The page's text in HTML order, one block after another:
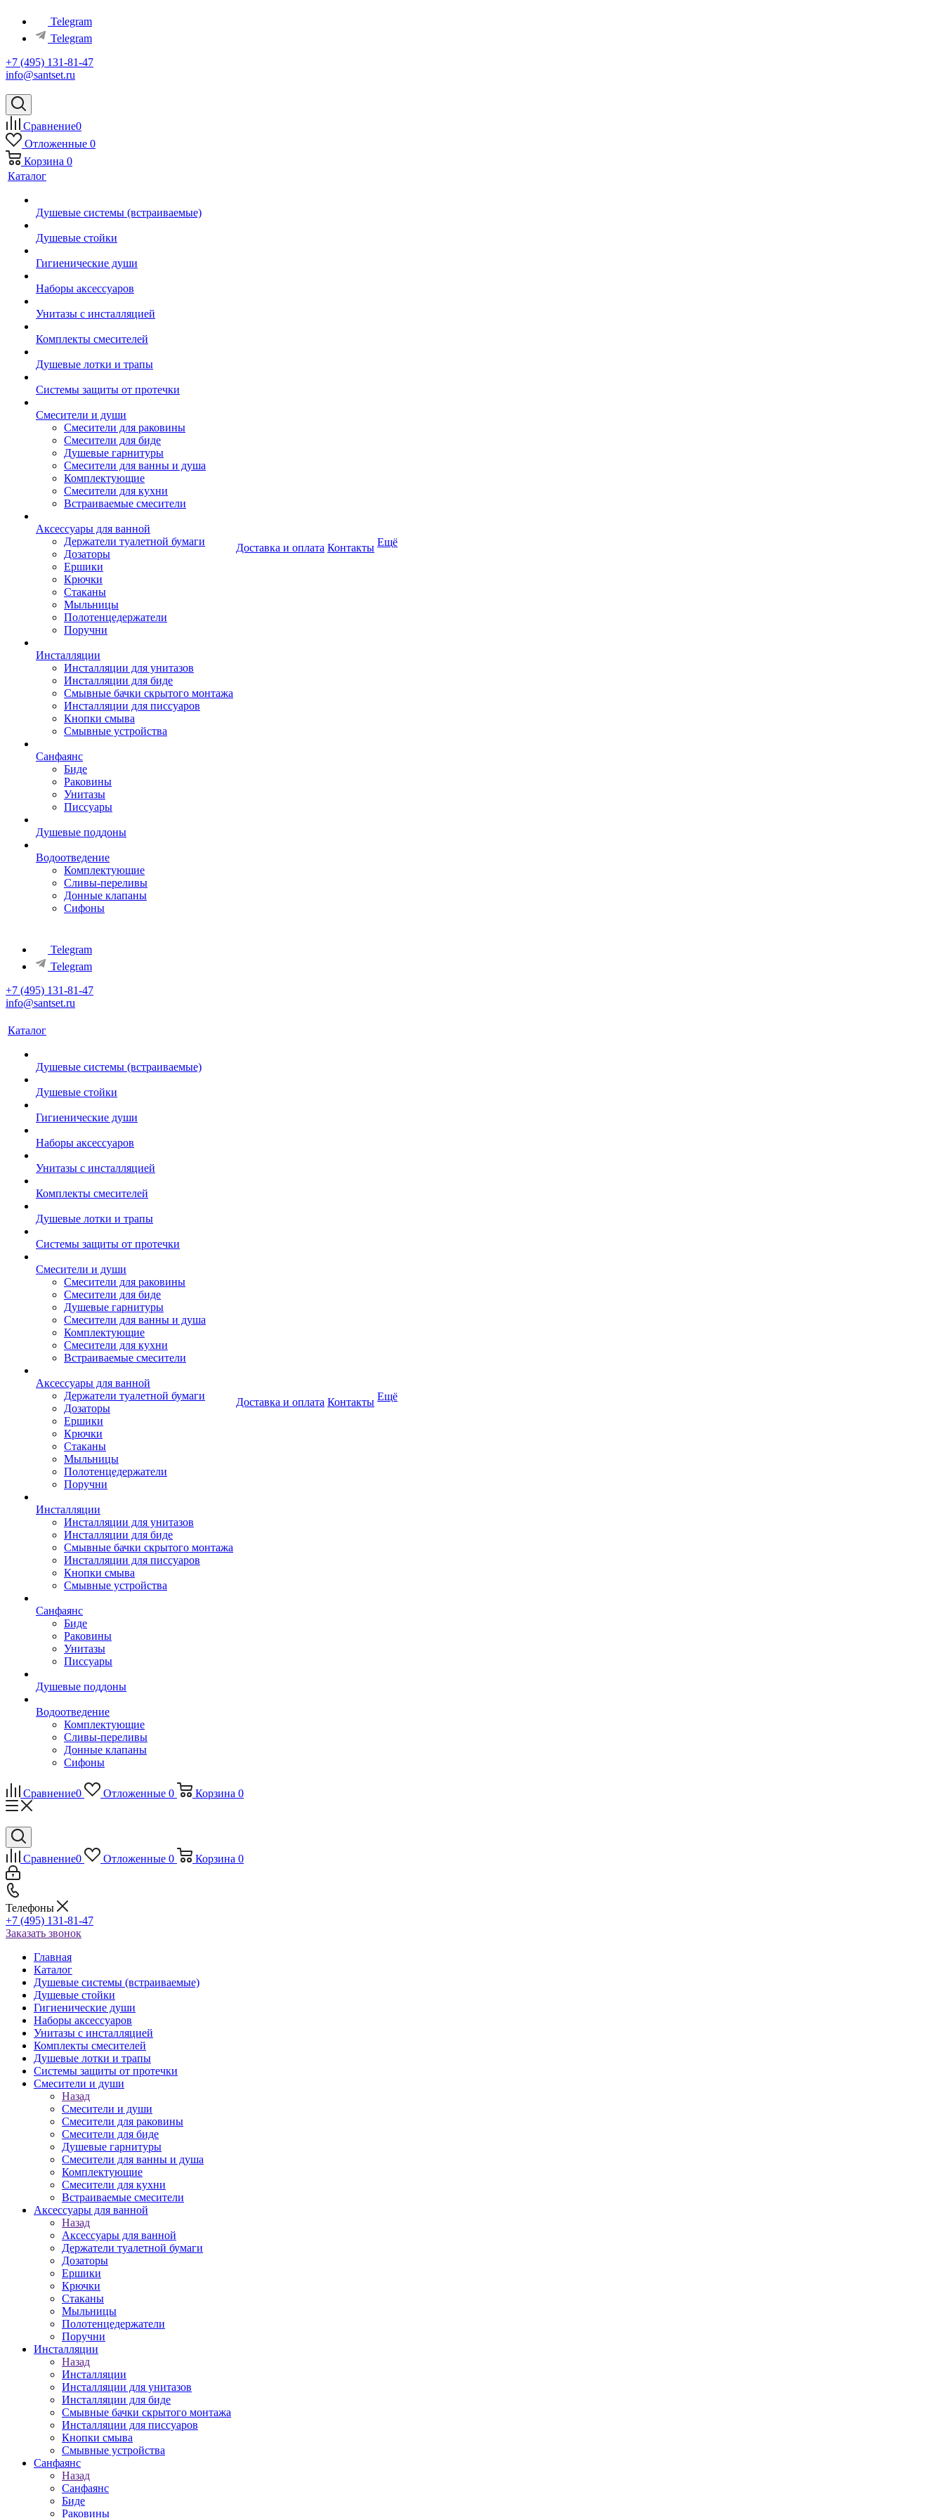
Telegram
Telegram
+7 (495) 131-81-47
info@santset.ru
Сравнение0
Отложенные 0
Корзина 0
Каталог
Душевые системы (встраиваемые)
Душевые стойки
Гигиенические души
Наборы аксессуаров
Унитазы с инсталляцией
Комплекты смесителей
Душевые лотки и трапы
Системы защиты от протечки
Смесители и души
Cмесители для раковины
Смесители для биде
Душевые гарнитуры
Смесители для ванны и душа
Комплектующие
Смесители для кухни
Встраиваемые смесители
Аксессуары для ванной
Держатели туалетной бумаги
Дозаторы
Ершики
Крючки
Стаканы
Мыльницы
Полотенцедержатели
Поручни
Инсталляции
Инсталляции для унитазов
Инсталляции для биде
Смывные бачки скрытого монтажа
Инсталляции для писсуаров
Кнопки смыва
Смывные устройства
Санфаянс
Биде
Раковины
Унитазы
Писсуары
Душевые поддоны
Водоотведение
Комплектующие
Сливы-переливы
Донные клапаны
Сифоны
Доставка и оплата Контакты Ещё
Telegram
Telegram
+7 (495) 131-81-47
info@santset.ru
Каталог
Душевые системы (встраиваемые)
Душевые стойки
Гигиенические души
Наборы аксессуаров
Унитазы с инсталляцией
Комплекты смесителей
Душевые лотки и трапы
Системы защиты от протечки
Смесители и души
Cмесители для раковины
Смесители для биде
Душевые гарнитуры
Смесители для ванны и душа
Комплектующие
Смесители для кухни
Встраиваемые смесители
Аксессуары для ванной
Держатели туалетной бумаги
Дозаторы
Ершики
Крючки
Стаканы
Мыльницы
Полотенцедержатели
Поручни
Инсталляции
Инсталляции для унитазов
Инсталляции для биде
Смывные бачки скрытого монтажа
Инсталляции для писсуаров
Кнопки смыва
Смывные устройства
Санфаянс
Биде
Раковины
Унитазы
Писсуары
Душевые поддоны
Водоотведение
Комплектующие
Сливы-переливы
Донные клапаны
Сифоны
Доставка и оплата Контакты Ещё
Сравнение0 Отложенные 0 Корзина 0
Сравнение0 Отложенные 0 Корзина 0
Телефоны
+7 (495) 131-81-47
Заказать звонок
Главная
Каталог
Душевые системы (встраиваемые)
Душевые стойки
Гигиенические души
Наборы аксессуаров
Унитазы с инсталляцией
Комплекты смесителей
Душевые лотки и трапы
Системы защиты от протечки
Смесители и души
Назад
Смесители и души
Cмесители для раковины
Смесители для биде
Душевые гарнитуры
Смесители для ванны и душа
Комплектующие
Смесители для кухни
Встраиваемые смесители
Аксессуары для ванной
Назад
Аксессуары для ванной
Держатели туалетной бумаги
Дозаторы
Ершики
Крючки
Стаканы
Мыльницы
Полотенцедержатели
Поручни
Инсталляции
Назад
Инсталляции
Инсталляции для унитазов
Инсталляции для биде
Смывные бачки скрытого монтажа
Инсталляции для писсуаров
Кнопки смыва
Смывные устройства
Санфаянс
Назад
Санфаянс
Биде
Раковины